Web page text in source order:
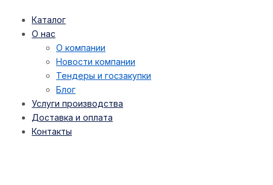
Каталог
О нас
О компании
Новости компании
Тендеры и госзакупки
Блог
Услуги производства
Доставка и оплата
Контакты